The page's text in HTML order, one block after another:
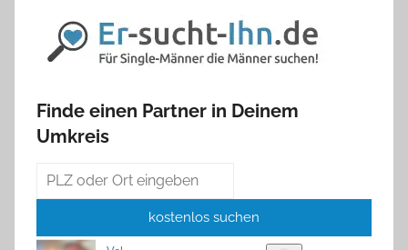
Finde einen Partner in Deinem
Umkreis